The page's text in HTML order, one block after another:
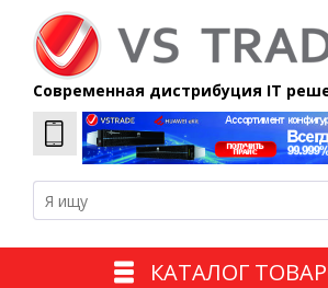
Современная дистрибуция IT
КАТАЛОГ